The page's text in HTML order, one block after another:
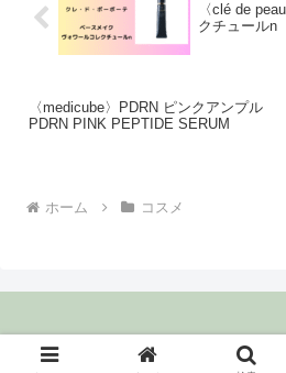
〈clé de
クチュールn
〈medicube〉PDRN ピンクアンプル
PDRN PINK PEPTIDE SERUM
ホーム コスメ
Copyright © 2023 はてなラン